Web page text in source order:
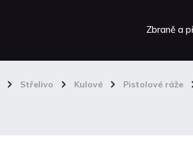
Zbraně a
/ Střelivo / Kulové / Pistolové ráže /